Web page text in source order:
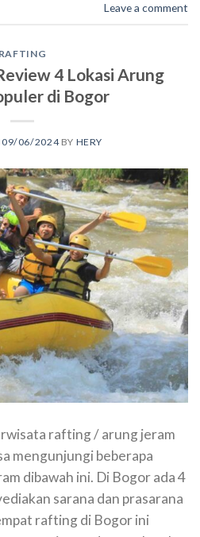
Leave a comment
RAFTING
4 Lokasi Arung
di Bogor
09/06/2024BY HERY
rafting / arung jeram
mengunjungi beberapa
dibawah ini. Di Bogor ada 4
sarana dan prasarana
rafting di Bogor ini